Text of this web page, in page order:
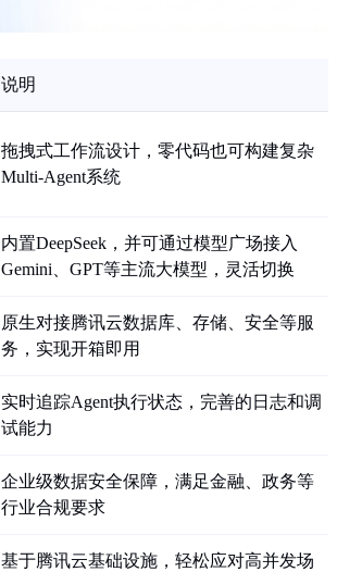
说明
拖拽式工作流设计，零代码也可构建复杂
Multi-Agent系统
内置DeepSeek，并可通过模型广场接入
Gemini、GPT等主流大模型，灵活切换
原生对接腾讯云数据库、存储、安全等服
务，实现开箱即用
实时追踪Agent执行状态，完善的日志和调
试能力
企业级数据安全保障，满足金融、政务等
行业合规要求
基于腾讯云基础设施，轻松应对高并发场